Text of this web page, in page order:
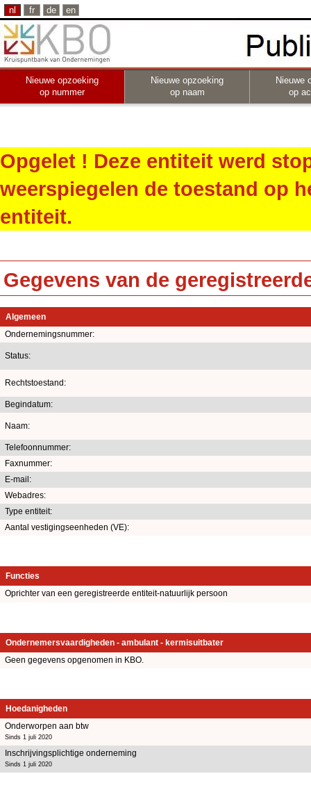
nl fr de en
Nieuwe opzoeking
op nummer
Nieuwe opzoeking
op naam
Nieuwe
op
Opgelet ! Deze entiteit werd
weerspiegelen de toestand op
entiteit.
Gegevens van de
Algemeen
Ondernemingsnummer:
Status:
Rechtstoestand:
Begindatum:
Naam:
Telefoonnummer:
Faxnummer:
E-mail:
Webadres:
Type entiteit:
Aantal vestigingseenheden (VE):
Functies
Oprichter van een geregistreerde entiteit-natuurlijk persoon
Ondernemersvaardigheden - ambulant - kermisuitbater
Geen gegevens opgenomen in KBO.
Hoedanigheden
Onderworpen aan btw
Sinds 1 juli 2020
Inschrijvingsplichtige onderneming
Sinds 1 juli 2020